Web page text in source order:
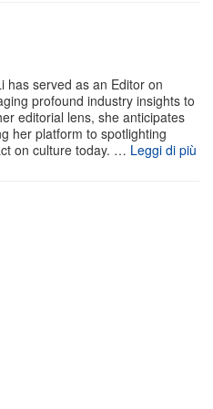
mentre nuance più
Blue attraversano la
e gli inserti strutturali.
regalano una
facendo sì che la
lo è ai piedi. A
Infrared, distribuiti su
has served as an Editor on
profound industry insights to
editorial lens, she anticipates
her platform to spotlighting
on culture today. … Leggi di più